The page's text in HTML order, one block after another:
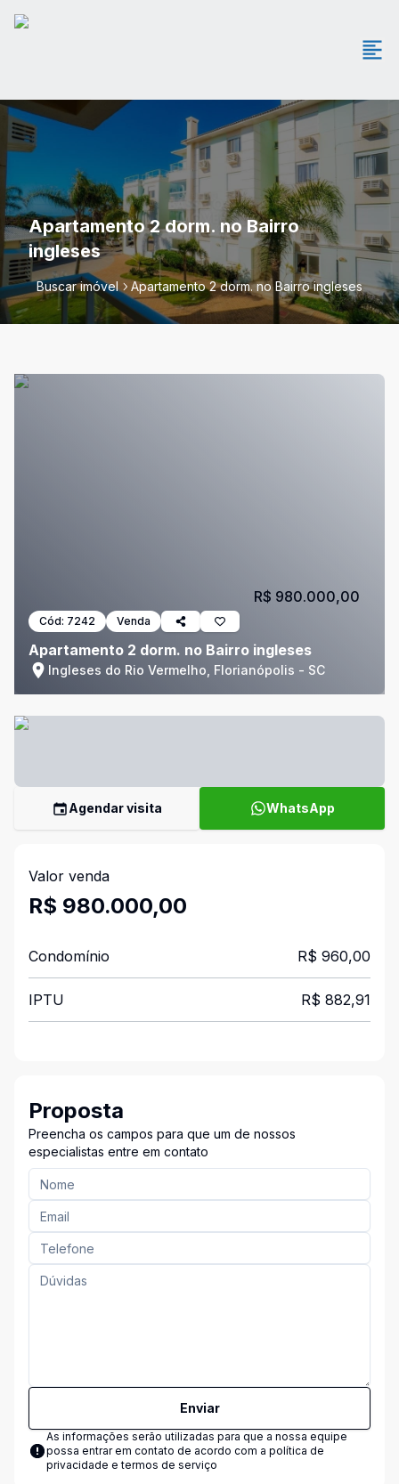
Apartamento 2 dorm. no Bairro
ingleses
Buscar imóvel Apartamento 2 dorm. no Bairro ingleses
Cód: 7242 Venda
Apartamento 2 dorm. no Bairro ingleses
Ingleses do Rio Vermelho, Florianópolis - SC
R$ 980.000,00
Agendar visita WhatsApp
Valor venda
R$ 980.000,00
Condomínio R$ 960,00
IPTU R$ 882,91
Proposta
Preencha os campos para que um de nossos
especialistas entre em contato
Enviar
As informações serão utilizadas para que a nossa equipe
possa entrar em contato de acordo com a política de
privacidade e termos de serviço